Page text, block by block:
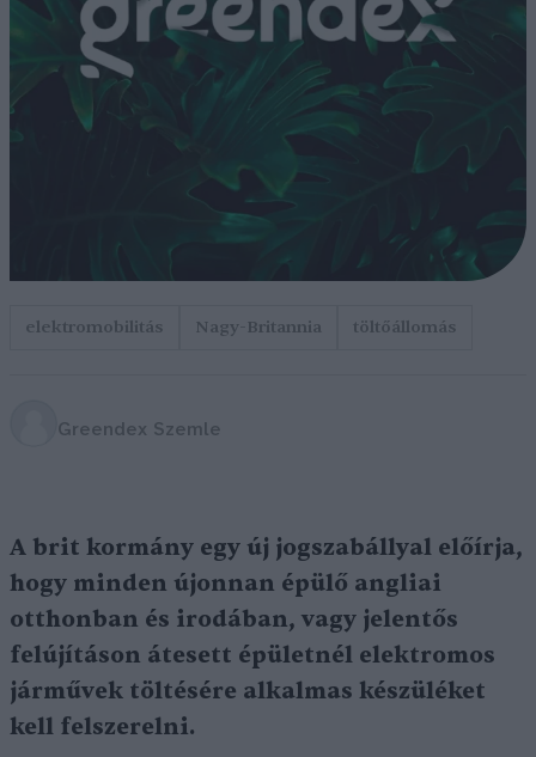
elektromobilitás Nagy-Britannia töltőállomás
Greendex Szemle
A brit kormány egy új jogszabállyal előírja,
hogy minden újonnan épülő angliai
otthonban és irodában, vagy jelentős
felújításon átesett épületnél elektromos
járművek töltésére alkalmas készüléket
kell felszerelni.